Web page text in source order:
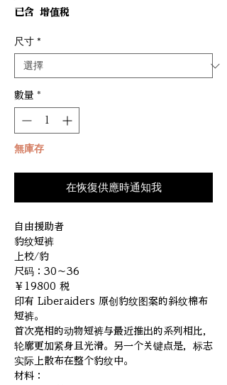
已含 增值税
尺寸 *
數量 *
無庫存
在恢復供應時通知我
自由援助者
豹纹短裤
上校/豹
尺码：30～36
￥19800 税
印有 Liberaiders 原创豹纹图案的斜纹棉布
短裤。
首次亮相的动物短裤与最近推出的系列相比，
轮廓更加紧身且光滑。另一个关键点是，标志
实际上散布在整个豹纹中。
材料：